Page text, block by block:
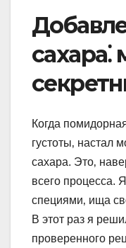
сахара⁚
Когда
густоты‚ настал
сахара. Это‚
всего процесса.
специями‚ ища
В этот раз я
проверенного